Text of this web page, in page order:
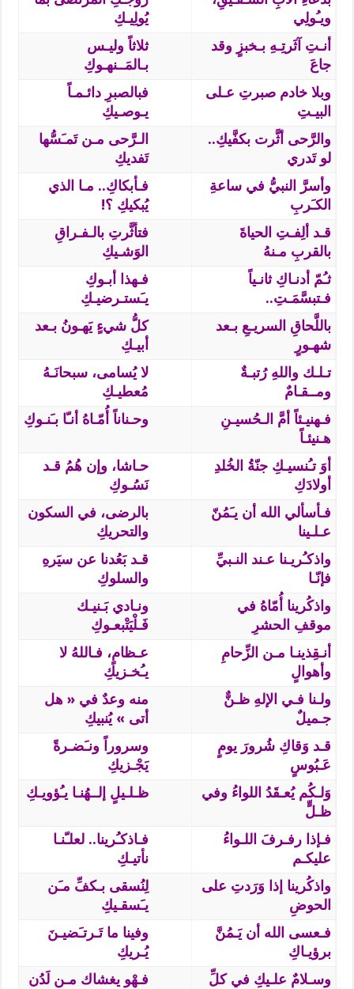
ويـُولِي
يُولِيـكِ
أنـتِ آثَرتِـهِ بـخبزٍ وقد
جاعَ
ثلاثاً وليـس
بـالمَــنهـوكِ
وبلا خادم صبرتِ عـلى
البيـتِ
فبالصبرِ دائـمـاً
يـوصـيكِ
والرَّحى أثَّرت بكفَّيكِ..
لو تَدري
الـرَّحى مـن تَمـَسُّها
تَفديكِ
وأسرَّ النبيُّ في ساعةِ
الكـَربِ
فـأبكاكِ.. مـا الذي
يُبكيكِ ؟!
قـد ألِفـتِ الحياةَ
بالقربِ مـنهُ
فتأثَّرتِ بالـفـراقِ
الوَشـيكِ
ثـُمّ أدنـاكِ ثانـياً
فـتبسَّمَـتِ..
فـهذا أبـوكِ
يـَستـرضيـكِ
باللَّحاقِ السريـعِ بـعد
شهـورٍ
كلُّ شيءٍ يَهـونُ بـعد
أبيـكِ
تـلـك واللهِ رُتبـةٌ
ومــقـامٌ
لا يُسامى، سبحانَـهُ
مُعطيـكِ
فـهنيـئاً أمَّ الـحُسيـنِ
هـنيئـاً
وحـناناً أُمّـاهُ أنـّا بـَنـوكِ
أوَ تـُنسيـكِ جنّةُ الخُلدِ
أولادَكِ
حـاشا، وإن هُمُ قـد
نَسُـوكِ
فـأسألي الله أن يـَمُنّ
عـلـينا
بالرضى، في السكون
والتحريكِ
واذكـُريـنا عـند النـبيِّ
فإنّـا
قـد بَعُدنا عن سيَرهِ
والسلوكِ
واذكُرينا أُمّاهُ في
موقفِ الحشرِ
ونـادي بَـنيـك
فَـلْيَتْبعـوكِ
أنـقِذينـا مـن الزِّحامِ
وأهوالٍ
عـظامٍ، فـاللهُ لا
يـُخـزيكِ
ولـنا فـي الإلهِ ظـنٌّ
جـميلٌ
منه وعدٌ في « هل
أتى » يُنبيكِ
قـد وَقاكِ شُرورَ يومٍ
عَـبُوسٍ
وسروراً ونـَضـرةً
يَجْـزيكِ
وَلـكُم يُعـقَدُ اللواءُ وفي
ظـلٍّ
ظـلـيلٍ إلــهُنـا يـُؤويـكِ
فـإذا رفـرفَ اللـواءُ
عليكـم
فـاذكـُرينا.. لعلـّنـا
نأتيـكِ
واذكُرينا إذا وَرَدتِ على
الحوضِ
لِنُسقى بـكفِّ مـَن
يـَسقـيكِ
فـعسى الله أن يَـمُنَّ
برؤيـاكِ
وفينا ما تَـرتـَضيـنَ
يُـريكِ
وسـلامٌ علـيكِ في كلِّ
فـهْو يغشاك مـن لَدُن